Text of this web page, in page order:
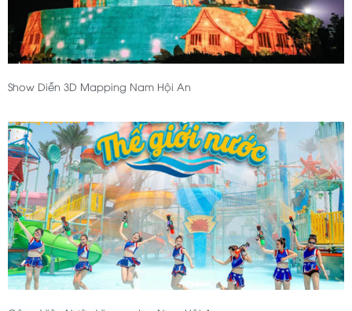
Show Diễn 3D Mapping Nam Hội An